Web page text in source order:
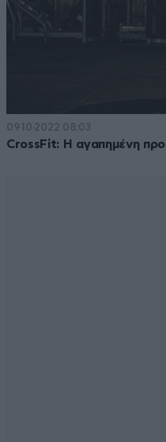
09·10·2022 08:03
CrossFit: Η αγαπημένη